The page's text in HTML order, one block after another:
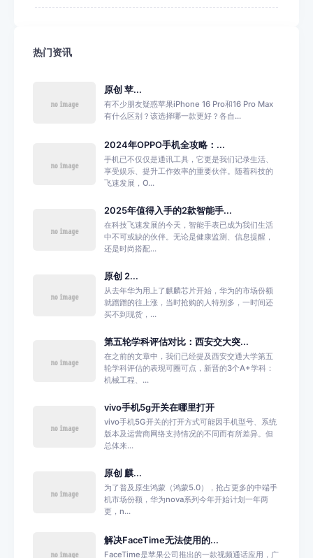
热门资讯
原创 苹...
有不少朋友疑惑苹果iPhone 16 Pro和16 Pro Max
有什么区别？该选择哪一款更好？各自...
2024年OPPO手机全攻略：...
手机已不仅仅是通讯工具，它更是我们记录生活、
享受娱乐、提升工作效率的重要伙伴。随着科技的
飞速发展，O...
2025年值得入手的2款智能手...
在科技飞速发展的今天，智能手表已成为我们生活
中不可或缺的伙伴。无论是健康监测、信息提醒，
还是时尚搭配...
原创 2...
从去年华为用上了麒麟芯片开始，华为的市场份额
就蹭蹭的往上涨，当时抢购的人特别多，一时间还
买不到现货，...
第五轮学科评估对比：西安交大突...
在之前的文章中，我们已经提及西安交通大学第五
轮学科评估的表现可圈可点，新晋的3个A+学科：
机械工程、...
vivo手机5g开关在哪里打开
vivo手机5G开关的打开方式可能因手机型号、系统
版本及运营商网络支持情况的不同而有所差异。但
总体来...
原创 麒...
为了普及原生鸿蒙（鸿蒙5.0），抢占更多的中端手
机市场份额，华为nova系列今年开始计划一年两
更，n...
解决FaceTime无法使用的...
FaceTime是苹果公司推出的一款视频通话应用，广